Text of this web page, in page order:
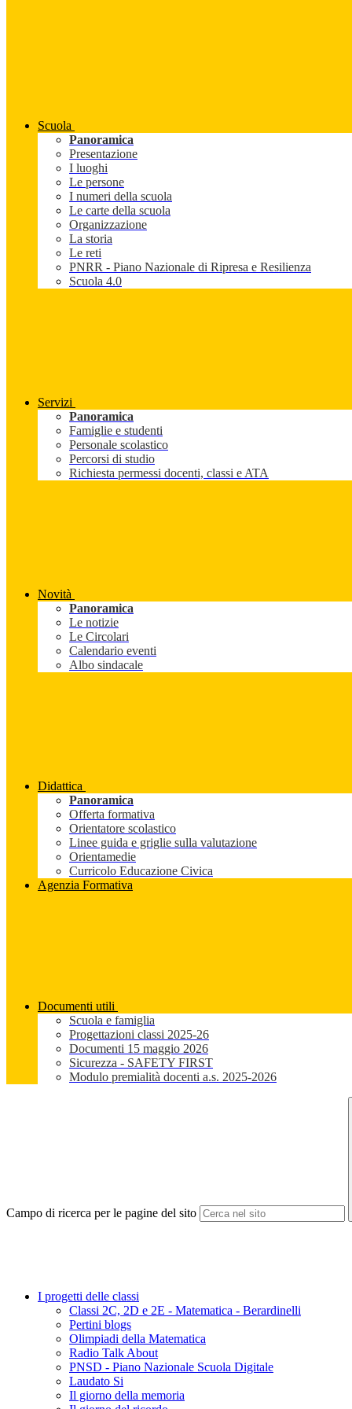
Scuola
Panoramica
Presentazione
I luoghi
Le persone
I numeri della scuola
Le carte della scuola
Organizzazione
La storia
Le reti
PNRR - Piano Nazionale di Ripresa e Resilienza
Scuola 4.0
Servizi
Panoramica
Famiglie e studenti
Personale scolastico
Percorsi di studio
Richiesta permessi docenti, classi e ATA
Novità
Panoramica
Le notizie
Le Circolari
Calendario eventi
Albo sindacale
Didattica
Panoramica
Offerta formativa
Orientatore scolastico
Linee guida e griglie sulla valutazione
Orientamedie
Curricolo Educazione Civica
Agenzia Formativa
Documenti utili
Scuola e famiglia
Progettazioni classi 2025-26
Documenti 15 maggio 2026
Sicurezza - SAFETY FIRST
Modulo premialità docenti a.s. 2025-2026
Campo di ricerca per le pagine del sito
I progetti delle classi
Classi 2C, 2D e 2E - Matematica - Berardinelli
Pertini blogs
Olimpiadi della Matematica
Radio Talk About
PNSD - Piano Nazionale Scuola Digitale
Laudato Si
Il giorno della memoria